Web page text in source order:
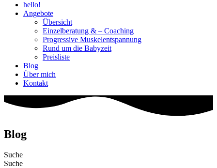
hello!
Angebote
Übersicht
Einzelberatung & – Coaching
Progressive Muskelentspannung
Rund um die Babyzeit
Preisliste
Blog
Über mich
Kontakt
Blog
Suche
Suche